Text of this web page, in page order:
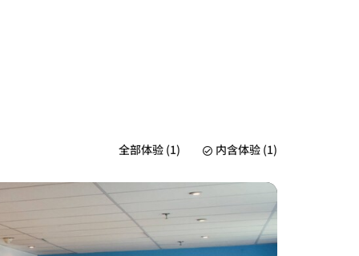
全部体验 (1) 内含体验 (1)